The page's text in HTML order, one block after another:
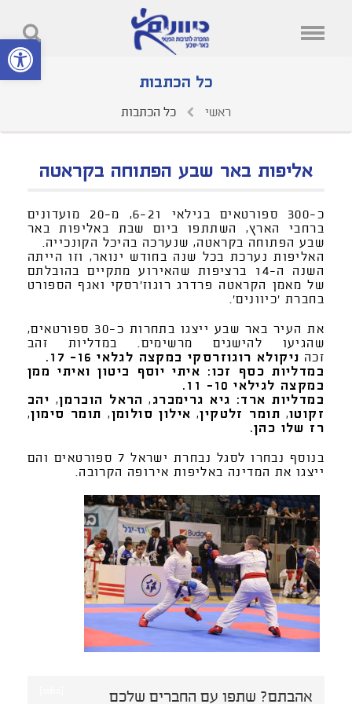
פתח סרגל
כל הכתבות
ראשי כל הכתבות
אליפות באר שבע הפתוחה בקראטה
כ-300 ספורטאים בגילאי 6-21, מ-20 מועדונים
ברחבי הארץ, השתתפו ביום שבת באליפות באר
שבע הפתוחה בקראטה, שנערכה בהיכל הקונכייה.
האליפות נערכת בכל שנה בחודש ינואר, וזו הייתה
השנה ה-14 ברציפות שהאירוע מתקיים בהובלתם
של מאמן הקראטה פרדרג רוגוז'רסקי ואגף הספורט
בחברת 'כיוונים'.
את העיר באר שבע ייצגו בתחרות כ-30 ספורטאים,
שהגיעו להישגים מרשימים. במדליות זהב
זכה ניקולא רוגוזרסקי במקצה לגלאי 16- 17.
במדליות כסף זכו: איתי יוסף ביטון ואיתי ממן
במקצה לגילאי 10- 11.
במדליות ארד: גיא גרימברג , הראל הוברמן, יהב
זקוטו, תומר זלטקין, אילון סולומן,תומר סימון,
רז שלו כהן.
בנוסף נבחרו לסגל נבחרת ישראל 7 ספורטאים והם
ייצגו את המדינה באליפות אירופה הקרובה.
אהבתם? שתפו עם החברים שלכם